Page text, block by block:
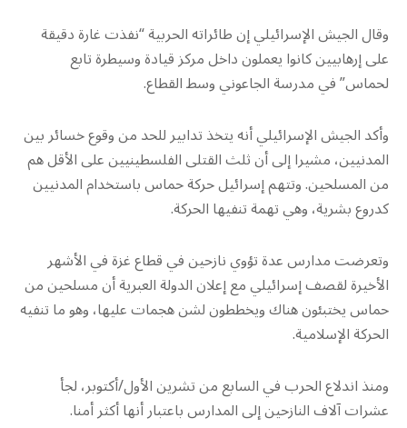
وقال الجيش الإسرائيلي إن طائراته الحربية “نفذت غارة دقيقة
على إرهابيين كانوا يعملون داخل مركز قيادة وسيطرة تابع
لحماس” في مدرسة الجاعوني وسط القطاع.
وأكد الجيش الإسرائيلي أنه يتخذ تدابير للحد من وقوع خسائر بين
المدنيين، مشيرا إلى أن ثلث القتلى الفلسطينيين على الأقل هم
من المسلحين. وتتهم إسرائيل حركة حماس باستخدام المدنيين
كدروع بشرية، وهي تهمة تنفيها الحركة.
وتعرضت مدارس عدة تؤوي نازحين في قطاع غزة في الأشهر
الأخيرة لقصف إسرائيلي مع إعلان الدولة العبرية أن مسلحين من
حماس يختبئون هناك ويخططون لشن هجمات عليها، وهو ما تنفيه
الحركة الإسلامية.
ومنذ اندلاع الحرب في السابع من تشرين الأول/أكتوبر، لجأ
عشرات آلاف النازحين إلى المدارس باعتبار أنها أكثر أمنا.